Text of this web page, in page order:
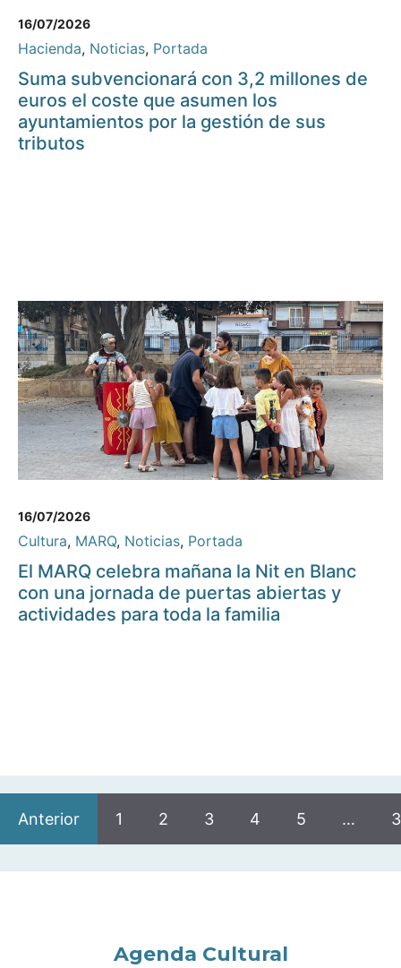
16/07/2026
Hacienda, Noticias, Portada
Suma subvencionará con 3,2 millones de
euros el coste que asumen los
ayuntamientos por la gestión de sus
tributos
16/07/2026
Cultura, MARQ, Noticias, Portada
El MARQ celebra mañana la Nit en Blanc
con una jornada de puertas abiertas y
actividades para toda la familia
Anterior 1 2 3 4 5 …
Agenda Cultural